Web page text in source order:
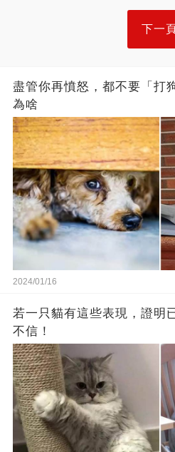
下一
盡管你再憤怒，都不要「打
為啥
2024/01/16
若一只貓有這些表現，證明
不信！